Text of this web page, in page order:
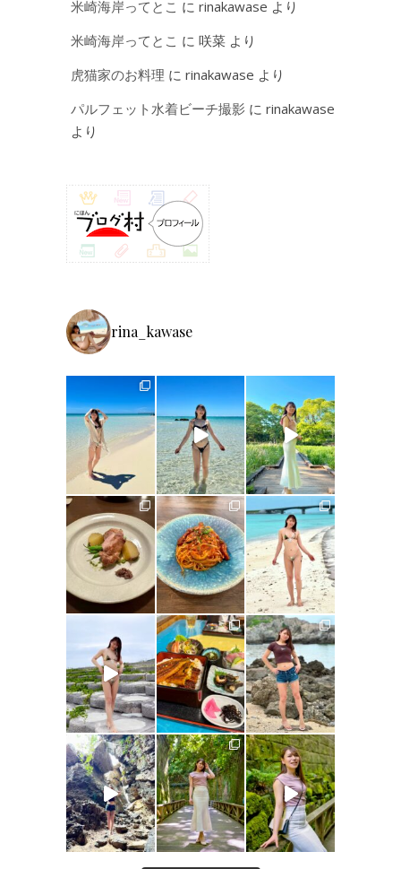
米崎海岸ってとこ に rinakawase より
米崎海岸ってとこ に 咲菜 より
虎猫家のお料理 に rinakawase より
パルフェット水着ビーチ撮影 に rinakawase
より
rina_kawase